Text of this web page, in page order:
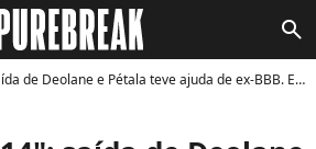
search
de Deolane e Pétala teve ajuda de ex-BBB. Entenda!